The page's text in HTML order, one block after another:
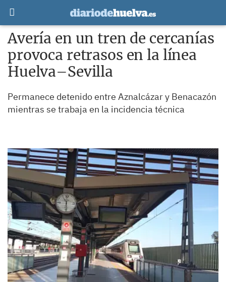
Avería en un tren de cercanías
provoca retrasos en la línea
Huelva–Sevilla
Permanece detenido entre Aznalcázar y Benacazón
mientras se trabaja en la incidencia técnica